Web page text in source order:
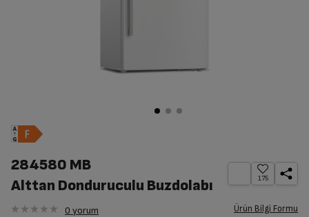
284580 MB
Alttan Donduruculu Buzdolabı
175
0 yorum Ürün Bilgi Formu